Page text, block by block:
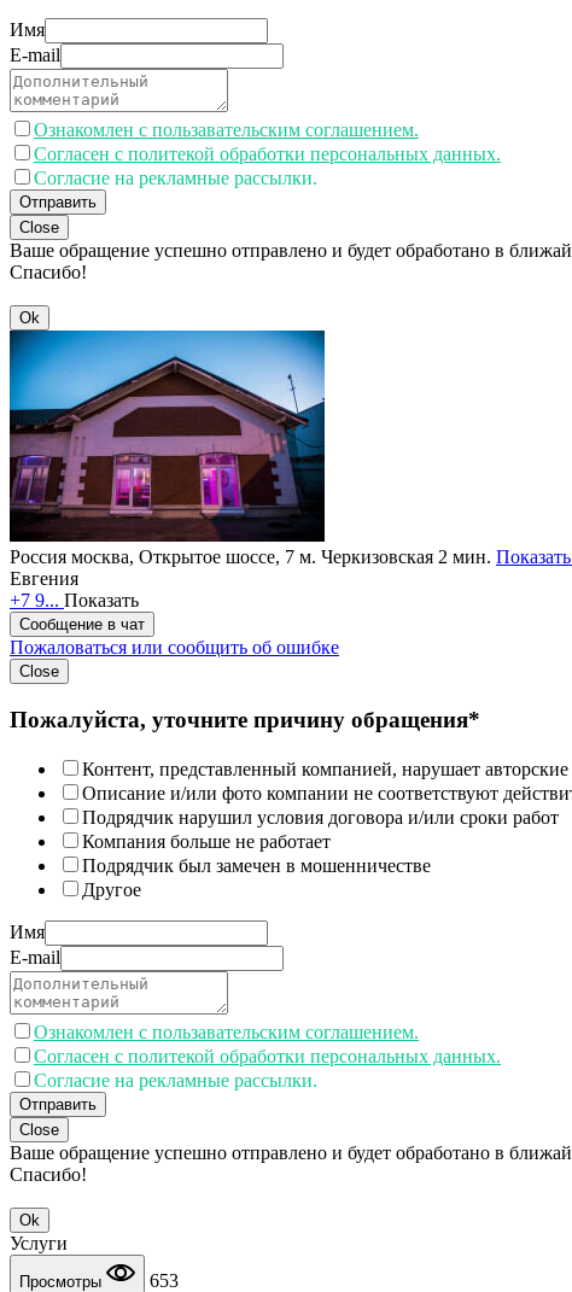
Имя
E-mail
Ознакомлен с пользавательским соглашением.
Согласен с политекой обработки персональных данных.
Согласие на рекламные рассылки.
Отправить
Close
Ваше обращение успешно отправлено и будет обработано в
Спасибо!
Ok
Россия москва, Открытое шоссе, 7 м. Черкизовская 2 мин.
Евгения
+7 9... Показать
Сообщение в чат
Пожаловаться или сообщить об ошибке
Close
Пожалуйста, уточните причину обращения*
Контент, представленный компанией, нарушает авторские
Описание и/или фото компании не соответствуют
Подрядчик нарушил условия договора и/или сроки работ
Компания больше не работает
Подрядчик был замечен в мошенничестве
Другое
Имя
E-mail
Ознакомлен с пользавательским соглашением.
Согласен с политекой обработки персональных данных.
Согласие на рекламные рассылки.
Отправить
Close
Ваше обращение успешно отправлено и будет обработано в
Спасибо!
Ok
Услуги
Просмотры 653